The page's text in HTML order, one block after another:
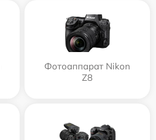
Фотоаппарат Nikon
Z8